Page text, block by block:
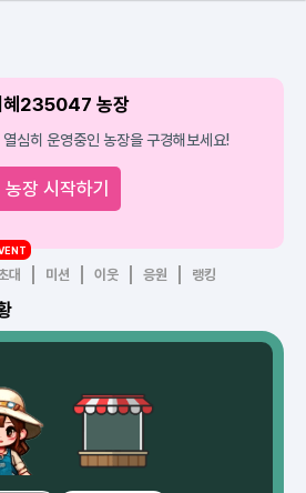
혜235047 농장
심히 운영중인 농장을 구경해보세요!
농장 시작하기
대 미션 이웃 응원 랭킹